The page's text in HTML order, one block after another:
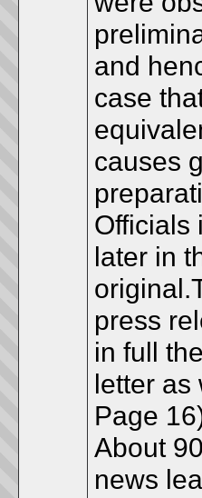
and
case
causes
Officials
later in
press
in full
letter as
Page
About
news